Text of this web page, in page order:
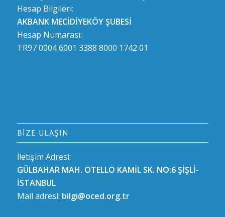
Hesap Bilgileri:
AKBANK MECİDİYEKÖY ŞUBESİ
Hesap Numarası:
TR97 0004 6001 3388 8000 1742 01
BIZE ULAŞIN
İletişim Adresi:
GÜLBAHAR MAH. OTELLO KAMİL SK. NO:6 ŞİŞLİ-
İSTANBUL
Mail adresi: bilgi@oced.org.tr